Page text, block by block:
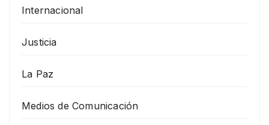
Internacional
Justicia
La Paz
Medios de Comunicación